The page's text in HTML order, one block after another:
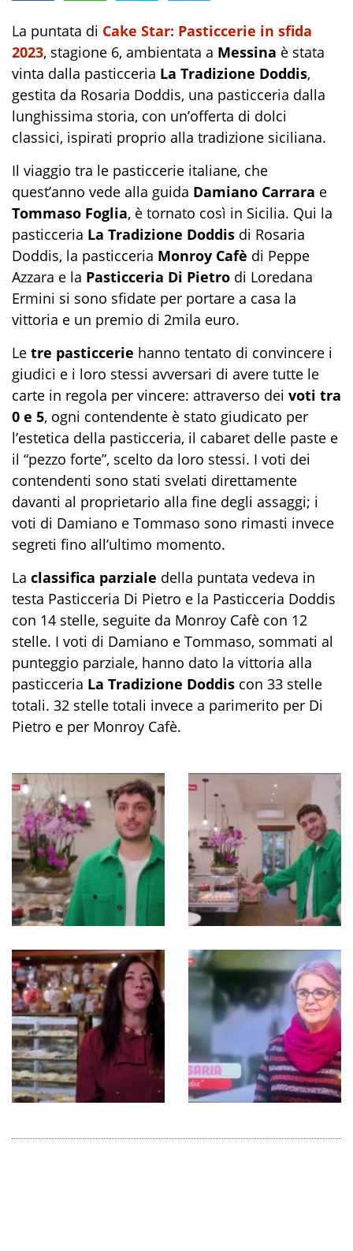
La puntata di Cake Star: Pasticcerie in sfida
2023, stagione 6, ambientata a Messina è stata
vinta dalla pasticceria La Tradizione Doddis,
gestita da Rosaria Doddis, una pasticceria dalla
lunghissima storia, con un’offerta di dolci
classici, ispirati proprio alla tradizione siciliana.
Il viaggio tra le pasticcerie italiane, che
quest’anno vede alla guida Damiano Carrara e
Tommaso Foglia, è tornato così in Sicilia. Qui la
pasticceria La Tradizione Doddis di Rosaria
Doddis, la pasticceria Monroy Cafè di Peppe
Azzara e la Pasticceria Di Pietro di Loredana
Ermini si sono sfidate per portare a casa la
vittoria e un premio di 2mila euro.
Le tre pasticcerie hanno tentato di convincere i
giudici e i loro stessi avversari di avere tutte le
carte in regola per vincere: attraverso dei voti tra
0 e 5, ogni contendente è stato giudicato per
l’estetica della pasticceria, il cabaret delle paste e
il “pezzo forte”, scelto da loro stessi. I voti dei
contendenti sono stati svelati direttamente
davanti al proprietario alla fine degli assaggi; i
voti di Damiano e Tommaso sono rimasti invece
segreti fino all’ultimo momento.
La classifica parziale della puntata vedeva in
testa Pasticceria Di Pietro e la Pasticceria Doddis
con 14 stelle, seguite da Monroy Cafè con 12
stelle. I voti di Damiano e Tommaso, sommati al
punteggio parziale, hanno dato la vittoria alla
pasticceria La Tradizione Doddis con 33 stelle
totali. 32 stelle totali invece a parimerito per Di
Pietro e per Monroy Cafè.